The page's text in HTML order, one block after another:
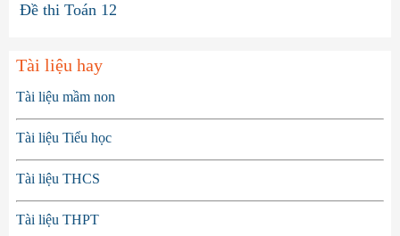
Đề thi Toán 12
Tài liệu hay
Tài liệu mầm non
Tài liệu Tiểu học
Tài liệu THCS
Tài liệu THPT